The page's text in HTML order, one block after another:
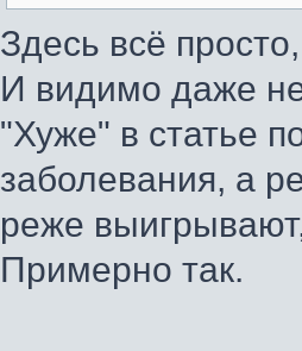
Здесь всё
И видимо даже
"Хуже" в статье
заболевания, а
реже
Примерно так.